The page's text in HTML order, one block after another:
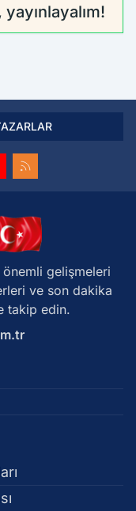
gelişmeleri
ve son dakika
takip edin.